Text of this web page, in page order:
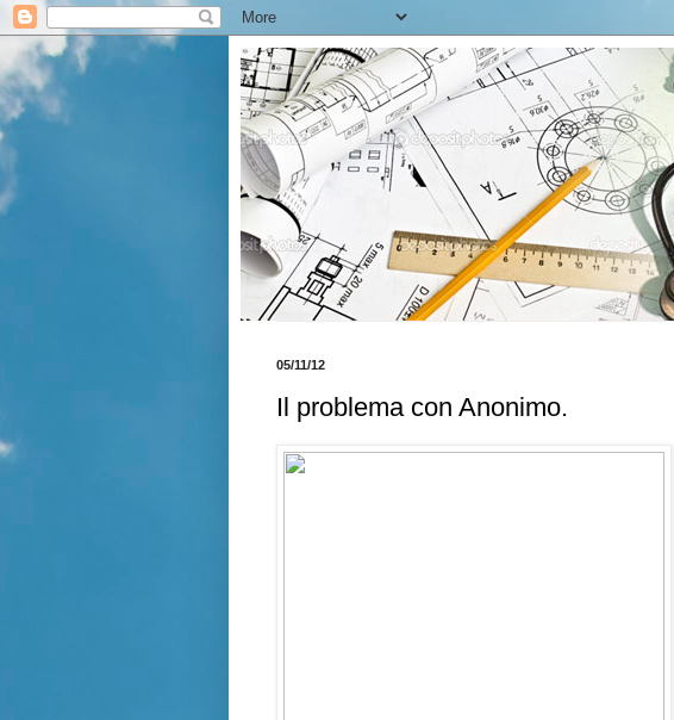
05/11/12
Il problema con Anonimo.